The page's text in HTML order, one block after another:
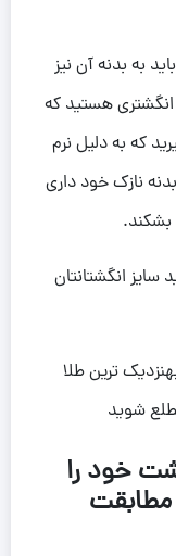
به بدنه آن نیز
انگشتری هستید که
بگیرید که به دلیل نرم
نازک خود داری
بشکند.
سایز انگشتانتان
ترین طلا
شوید
خود را
مطابقت